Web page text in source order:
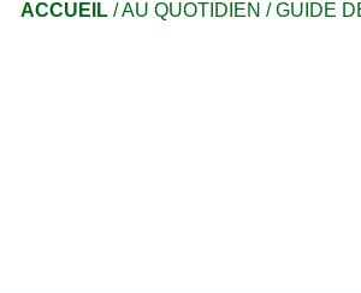
ACCUEIL /AU QUOTIDIEN /GUIDE